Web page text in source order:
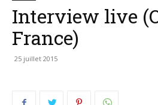
Interview live
France)
25 juillet 2015